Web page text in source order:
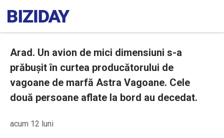
Arad. Un avion de mici dimensiuni s-a
prăbușit în curtea producătorului de
vagoane de marfă Astra Vagoane. Cele
două persoane aflate la bord au decedat.
acum 12 luni